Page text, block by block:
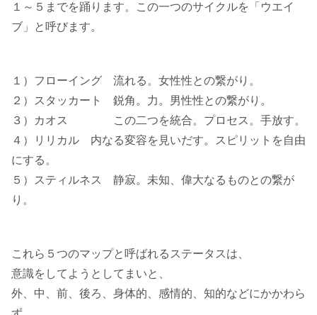
１～５までを踊ります。この一つのサイクルを「ウエイ
ブ」と呼びます。
１）フローイング 流れる。女性性との繋がり。
２）スタッカート 鋭角。力。男性性との繋がり。
３）カオス この二つを統合。プロセス。手放す。
４）リリカル 内なる変容を見いだす。スピリットを自由
にする。
５）スティルネス 静寂。未知、偉大なるものとの繋が
り。
これら５つのマップと呼ばれるステータスは、
意識をしてようとしてまいと、
外、中、前、後ろ、身体的、感情的、知的などにかかわら